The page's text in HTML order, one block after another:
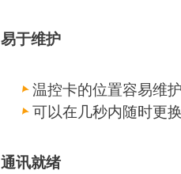
易于维护
温控卡的位置容易维护
可以在几秒内随时更换
通讯就绪